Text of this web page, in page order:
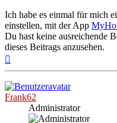
Ich habe es einmal für mich
einstellen, mit der App
Du hast keine ausreichende
dieses Beitrags anzusehen.
Frank62
Administrator